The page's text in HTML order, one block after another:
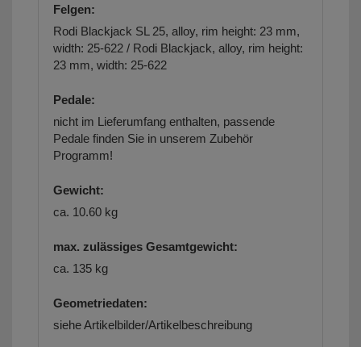
Felgen:
Rodi Blackjack SL 25, alloy, rim height: 23 mm,
width: 25-622 / Rodi Blackjack, alloy, rim height:
23 mm, width: 25-622
Pedale:
nicht im Lieferumfang enthalten, passende
Pedale finden Sie in unserem Zubehör
Programm!
Gewicht:
ca. 10.60 kg
max. zulässiges Gesamtgewicht:
ca. 135 kg
Geometriedaten:
siehe Artikelbilder/Artikelbeschreibung